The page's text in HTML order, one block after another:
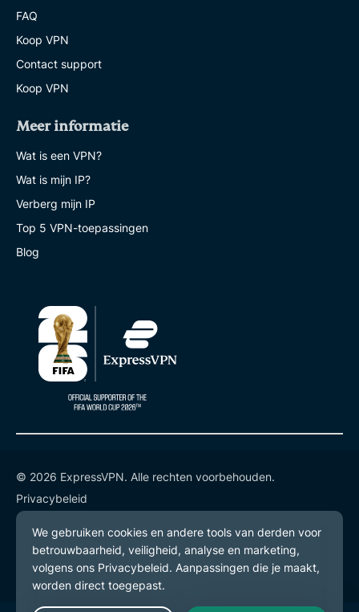
FAQ
Koop VPN
Contact support
Koop VPN
Meer informatie
Wat is een VPN?
Wat is mijn IP?
Verberg mijn IP
Top 5 VPN-toepassingen
Blog
© 2026 ExpressVPN. Alle rechten voorbehouden.
Privacybeleid
Gebruiksvoorwaarden
Cookievoorkeuren